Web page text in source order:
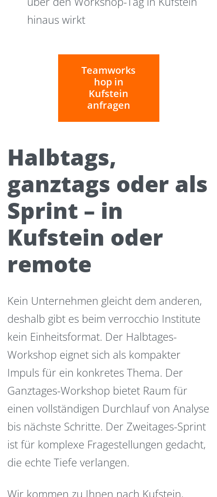
hinaus wirkt
Teamworks
hop in
Kufstein
anfragen
Halbtags,
ganztags oder als
Sprint – in
Kufstein oder
remote
Kein Unternehmen gleicht dem anderen,
deshalb gibt es beim verrocchio Institute
kein Einheitsformat. Der Halbtages-
Workshop eignet sich als kompakter
Impuls für ein konkretes Thema. Der
Ganztages-Workshop bietet Raum für
einen vollständigen Durchlauf von Analyse
bis nächste Schritte. Der Zweitages-Sprint
ist für komplexe Fragestellungen gedacht,
die echte Tiefe verlangen.
Wir kommen zu Ihnen nach Kufstein,